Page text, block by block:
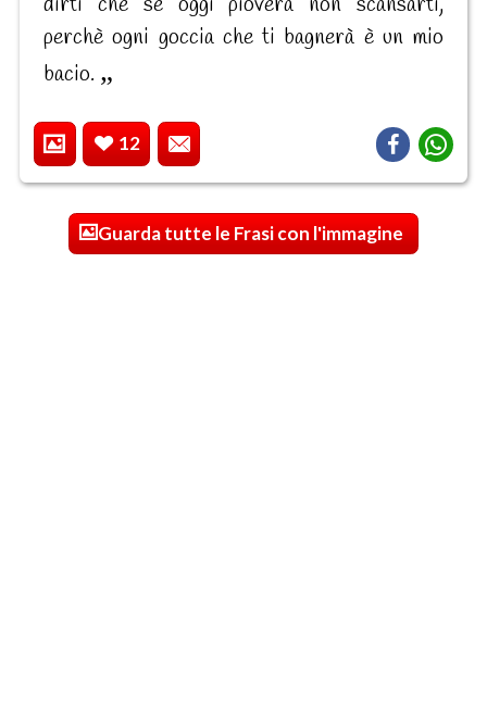
perchè ogni goccia che ti bagnerà è un mio
bacio.
12
Guarda tutte le Frasi con l'immagine